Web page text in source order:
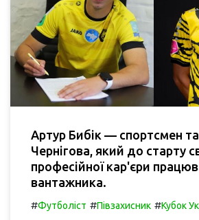
Артур Бибік — спортсмен
Чернігова, який до старту
професійної кар'єри
вантажника.
#Футболіст #Півзахисник #Кубок